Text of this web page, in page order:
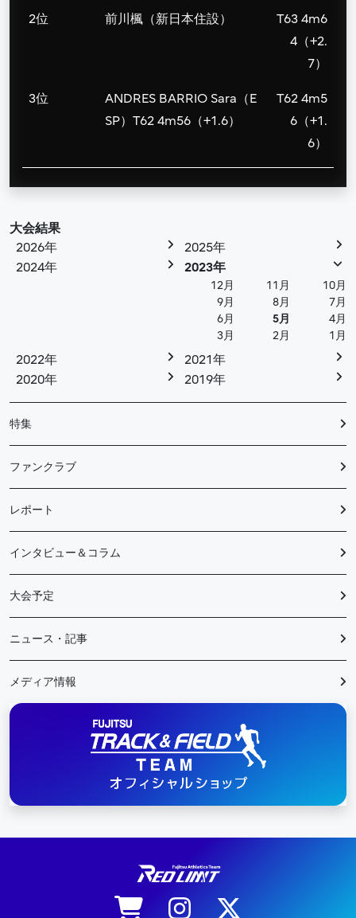
2位 前川楓（新日本住設）
T63 4m6
4（+2.
7）
3位
ANDRES BARRIO Sara（E
SP）T62 4m56（+1.6）
T62 4m5
6（+1.
6）
大会結果
2026年
2025年
2024年
2023年
12月 11月
10月
9月
8月
7月
6月
5月
4月
3月
2月 1月
2022年
2021年
2020年
2019年
特集
ファンクラブ
レポート
インタビュー＆コラム
大会予定
ニュース・記事
メディア情報